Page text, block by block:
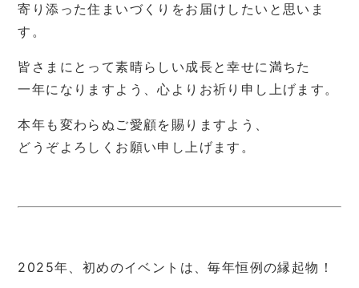
寄り添った住まいづくりをお届けしたいと思いま
す。
皆さまにとって素晴らしい成長と幸せに満ちた
一年になりますよう、心よりお祈り申し上げます。
本年も変わらぬご愛顧を賜りますよう、
どうぞよろしくお願い申し上げます。
2025年、初めのイベントは、毎年恒例の縁起物！